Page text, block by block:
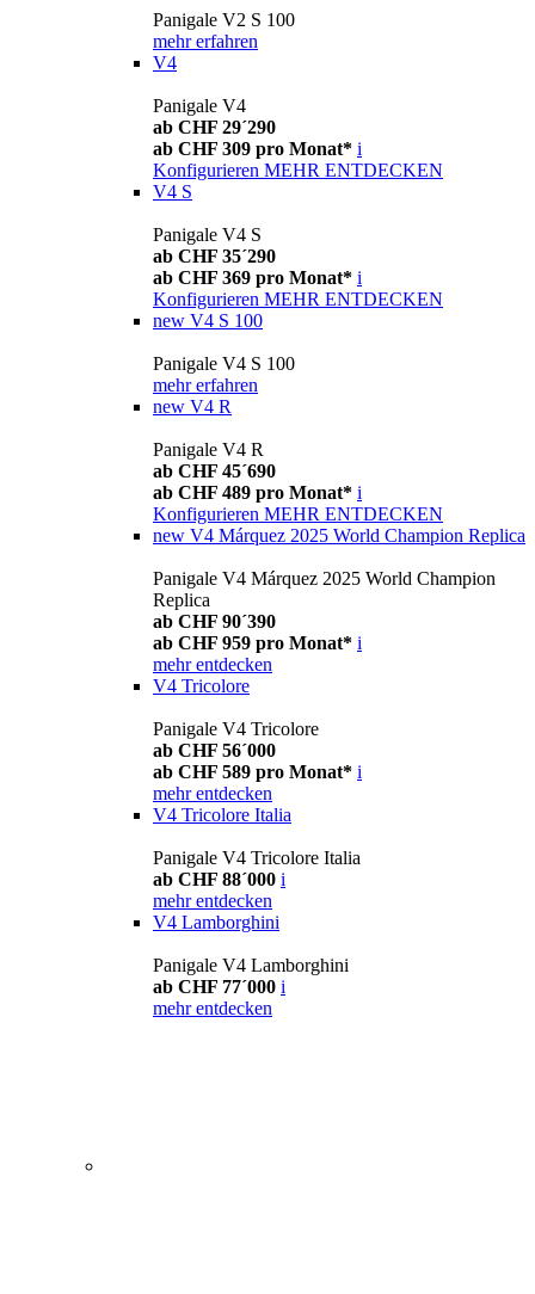
Panigale V2 S 100
mehr erfahren
V4
Panigale V4
ab CHF 29´290
ab CHF 309 pro Monat* i
Konfigurieren MEHR ENTDECKEN
V4 S
Panigale V4 S
ab CHF 35´290
ab CHF 369 pro Monat* i
Konfigurieren MEHR ENTDECKEN
new V4 S 100
Panigale V4 S 100
mehr erfahren
new V4 R
Panigale V4 R
ab CHF 45´690
ab CHF 489 pro Monat* i
Konfigurieren MEHR ENTDECKEN
new V4 Márquez 2025 World Champion Replica
Panigale V4 Márquez 2025 World Champion
Replica
ab CHF 90´390
ab CHF 959 pro Monat* i
mehr entdecken
V4 Tricolore
Panigale V4 Tricolore
ab CHF 56´000
ab CHF 589 pro Monat* i
mehr entdecken
V4 Tricolore Italia
Panigale V4 Tricolore Italia
ab CHF 88´000 i
mehr entdecken
V4 Lamborghini
Panigale V4 Lamborghini
ab CHF 77´000 i
mehr entdecken